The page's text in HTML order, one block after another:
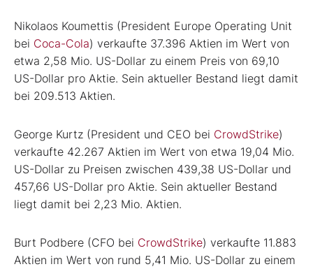
Nikolaos Koumettis (President Europe Operating Unit
bei Coca-Cola) verkaufte 37.396 Aktien im Wert von
etwa 2,58 Mio. US-Dollar zu einem Preis von 69,10
US-Dollar pro Aktie. Sein aktueller Bestand liegt damit
bei 209.513 Aktien.
George Kurtz (President und CEO bei CrowdStrike)
verkaufte 42.267 Aktien im Wert von etwa 19,04 Mio.
US-Dollar zu Preisen zwischen 439,38 US-Dollar und
457,66 US-Dollar pro Aktie. Sein aktueller Bestand
liegt damit bei 2,23 Mio. Aktien.
Burt Podbere (CFO bei CrowdStrike) verkaufte 11.883
Aktien im Wert von rund 5,41 Mio. US-Dollar zu einem